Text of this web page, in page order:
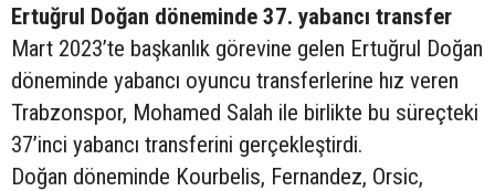
Ertuğrul Doğan döneminde 37. yabancı transfer
Mart 2023’te başkanlık görevine gelen Ertuğrul Doğan
döneminde yabancı oyuncu transferlerine hız veren
Trabzonspor, Mohamed Salah ile birlikte bu süreçteki
37’inci yabancı transferini gerçekleştirdi.
Doğan döneminde Kourbelis, Fernandez, Orsic,